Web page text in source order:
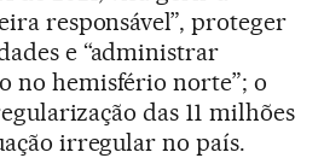
responsável”, proteger
e “administrar
no hemisfério norte”; o
das 11 milhões
irregular no país.